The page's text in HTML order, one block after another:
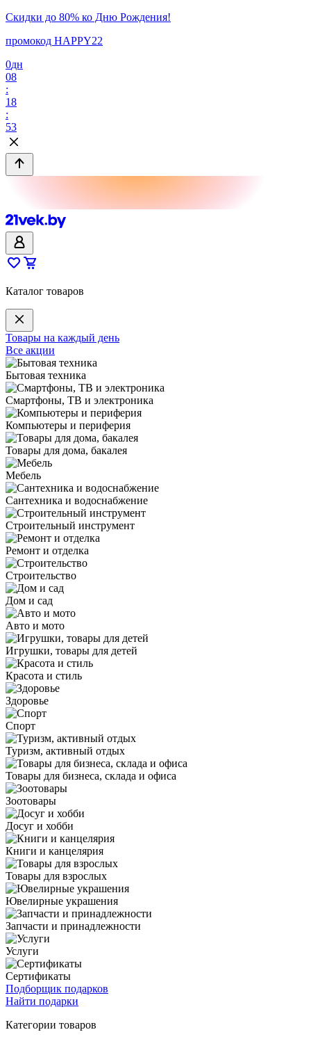
Скидки до 80% ко Дню Рождения!
промокод HAPPY22
0дн
08
:
18
:
53
Каталог товаров
Товары на каждый день
Все акции
Бытовая техника
Смартфоны, ТВ и электроника
Компьютеры и периферия
Товары для дома, бакалея
Мебель
Сантехника и водоснабжение
Строительный инструмент
Ремонт и отделка
Строительство
Дом и сад
Авто и мото
Игрушки, товары для детей
Красота и стиль
Здоровье
Спорт
Туризм, активный отдых
Товары для бизнеса, склада и офиса
Зоотовары
Досуг и хобби
Книги и канцелярия
Товары для взрослых
Ювелирные украшения
Запчасти и принадлежности
Услуги
Сертификаты
Подборщик подарков
Найти подарки
Категории товаров